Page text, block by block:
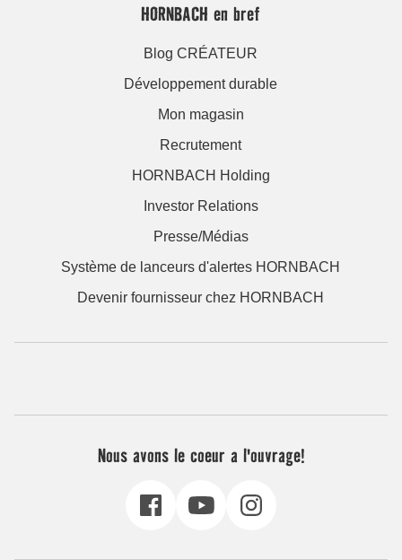
HORNBACH en bref
Blog CRÉATEUR
Développement durable
Mon magasin
Recrutement
HORNBACH Holding
Investor Relations
Presse/Médias
Système de lanceurs d'alertes HORNBACH
Devenir fournisseur chez HORNBACH
Nous avons le coeur a l'ouvrage!